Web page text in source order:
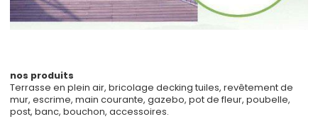
nos produits
Terrasse en plein air, bricolage decking tuiles, revêtement de
mur, escrime, main courante, gazebo, pot de fleur, poubelle,
post, banc, bouchon, accessoires.